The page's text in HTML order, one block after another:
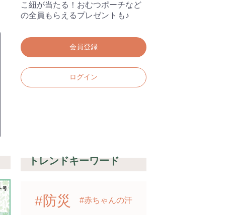
こ紐が当たる！おむつポーチなど
の全員もらえるプレゼントも♪
会員登録
ログイン
トレンドキーワード
#防災 #赤ちゃんの汗